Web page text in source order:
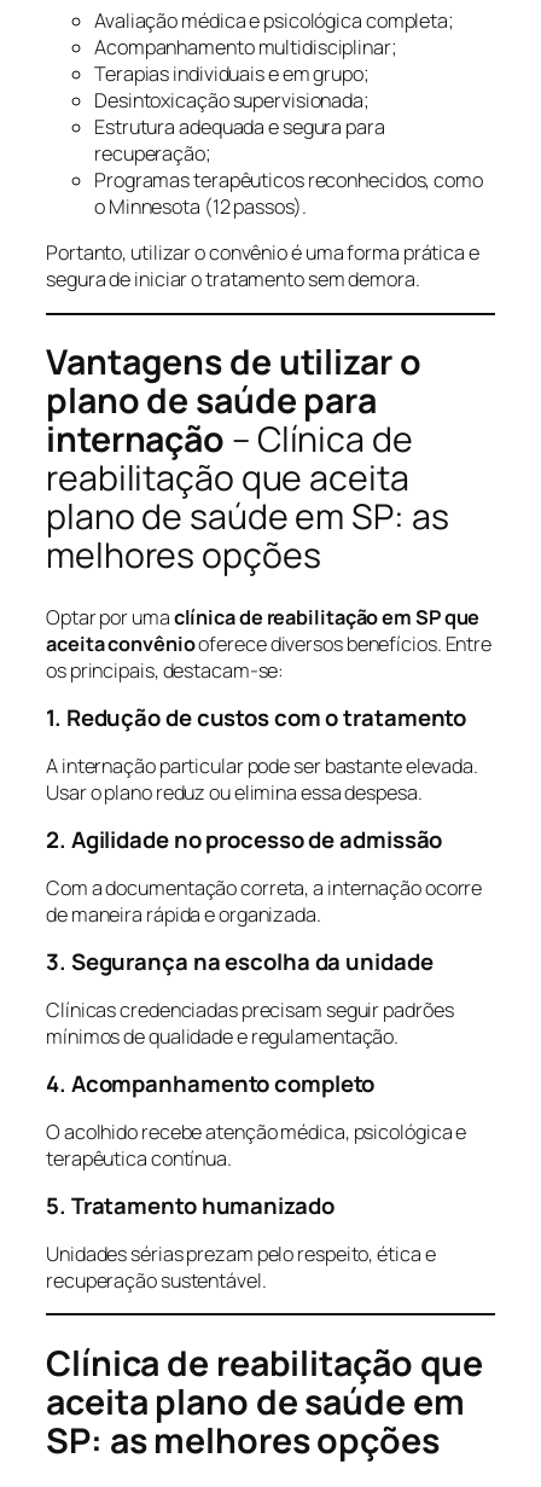
Avaliação médica e psicológica completa;
Acompanhamento multidisciplinar;
Terapias individuais e em grupo;
Desintoxicação supervisionada;
Estrutura adequada e segura para
recuperação;
Programas terapêuticos reconhecidos, como
o Minnesota (12 passos).
Portanto, utilizar o convênio é uma forma prática e
segura de iniciar o tratamento sem demora.
Vantagens de utilizar o
plano de saúde para
internação – Clínica de
reabilitação que aceita
plano de saúde em SP: as
melhores opções
Optar por umaclínica de reabilitação em SP que
aceita convêniooferece diversos benefícios. Entre
os principais, destacam-se:
1. Redução de custos com o tratamento
A internação particular pode ser bastante elevada.
Usar o plano reduz ou elimina essa despesa.
2. Agilidade no processo de admissão
Com a documentação correta, a internação ocorre
de maneira rápida e organizada.
3. Segurança na escolha da unidade
Clínicas credenciadas precisam seguir padrões
mínimos de qualidade e regulamentação.
4. Acompanhamento completo
O acolhido recebe atenção médica, psicológica e
terapêutica contínua.
5. Tratamento humanizado
Unidades sérias prezam pelo respeito, ética e
recuperação sustentável.
Clínica de reabilitação que
aceita plano de saúde em
SP: as melhores opções